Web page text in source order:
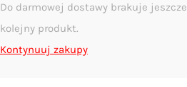
Do darmowej dostawy brakuje jeszcze
kolejny produkt.
Kontynuuj zakupy